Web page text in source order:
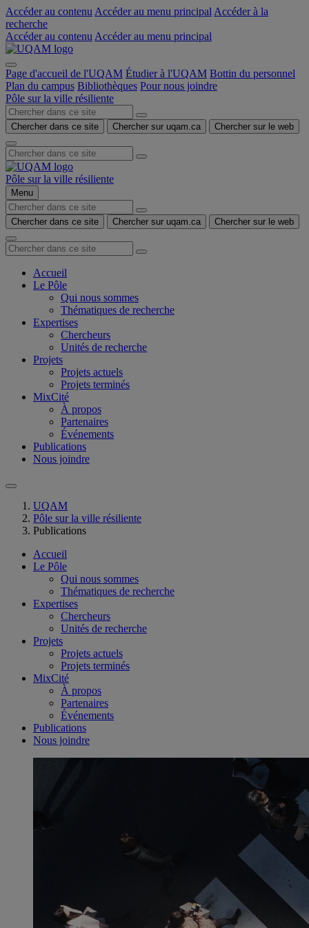
Accéder au contenu Accéder au menu principal Accéder à la
recherche
Accéder au contenu Accéder au menu principal
Page d'accueil de l'UQAM Étudier à l'UQAM Bottin du personnel
Plan du campus Bibliothèques Pour nous joindre
Pôle sur la ville résiliente
Chercher dans ce site Chercher sur uqam.ca Chercher sur le web
Pôle sur la ville résiliente
Menu
Chercher dans ce site Chercher sur uqam.ca Chercher sur le web
Accueil
Le Pôle
Qui nous sommes
Thématiques de recherche
Expertises
Chercheurs
Unités de recherche
Projets
Projets actuels
Projets terminés
MixCité
À propos
Partenaires
Événements
Publications
Nous joindre
UQAM
Pôle sur la ville résiliente
Publications
Accueil
Le Pôle
Qui nous sommes
Thématiques de recherche
Expertises
Chercheurs
Unités de recherche
Projets
Projets actuels
Projets terminés
MixCité
À propos
Partenaires
Événements
Publications
Nous joindre